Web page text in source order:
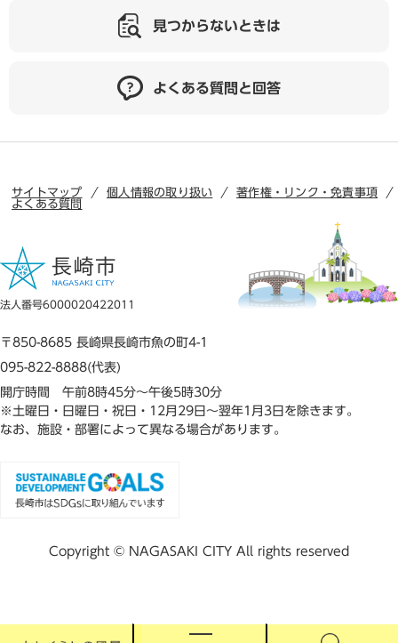
見つからないときは
よくある質問と回答
サイトマップ 個人情報の取り扱い
著作権・リンク・免責事項
よくある質問
法人番号6000020422011
〒850-8685 長崎県長崎市魚の町4-1
095-822-8888(代表)
開庁時間 午前8時45分～午後5時30分
※土曜日・日曜日・祝日・12月29日～翌年1月3日を除きます。
なお、施設・部署によって異なる場合があります。
Copyright © NAGASAKI CITY All rights reserved